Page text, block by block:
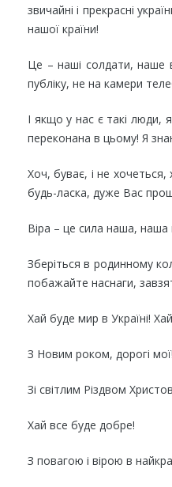
звичайні і прекрасні
нашої країни!
Це – наші солдати, наше
публіку, не на камери
І якщо у нас є такі люди,
переконана в цьому! Я
Хоч, буває, і не хочеться,
будь-ласка, дуже Вас
Віра – це сила наша, наша
Зберіться в родинному
побажайте наснаги,
Хай буде мир в Україні!
З Новим роком, дорогі мої!
Зі світлим Різдвом
Хай все буде добре!
З повагою і вірою в